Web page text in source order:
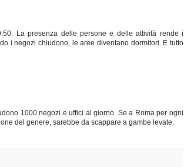
La presenza delle persone e delle attività rende i
i negozi chiudono, le aree diventano dormitori. E tutto
1000 negozi e uffici al giorno. Se a Roma per ogni
del genere, sarebbe da scappare a gambe levate.